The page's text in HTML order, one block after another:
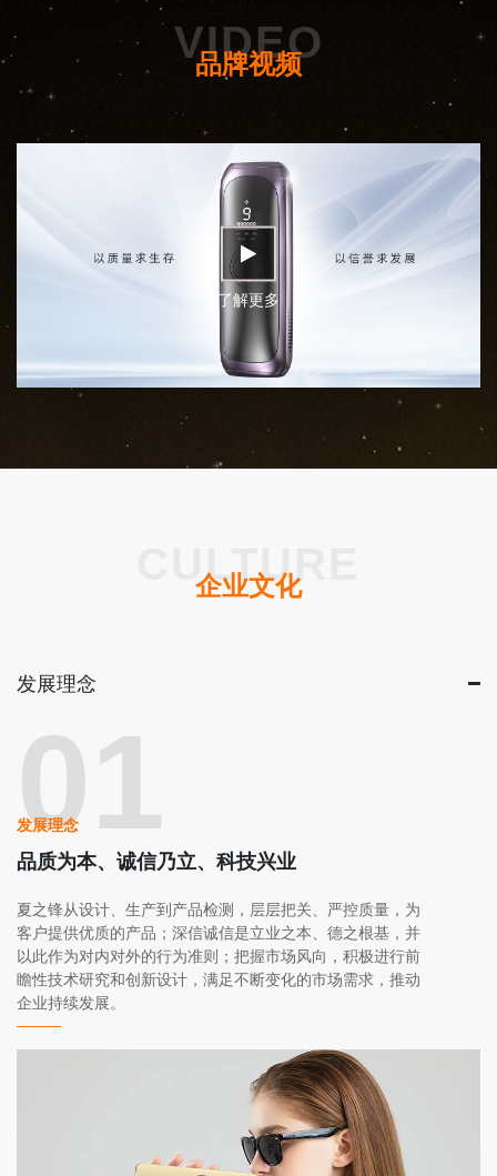
VIDEO
品牌视频
了解更多
CULTURE
企业文化
发展理念
01
发展理念
品质为本、诚信乃立、科技兴业
夏之锋从设计、生产到产品检测，层层把关、严控质量，为
客户提供优质的产品；深信诚信是立业之本、德之根基，并
以此作为对内对外的行为准则；把握市场风向，积极进行前
瞻性技术研究和创新设计，满足不断变化的市场需求，推动
企业持续发展。